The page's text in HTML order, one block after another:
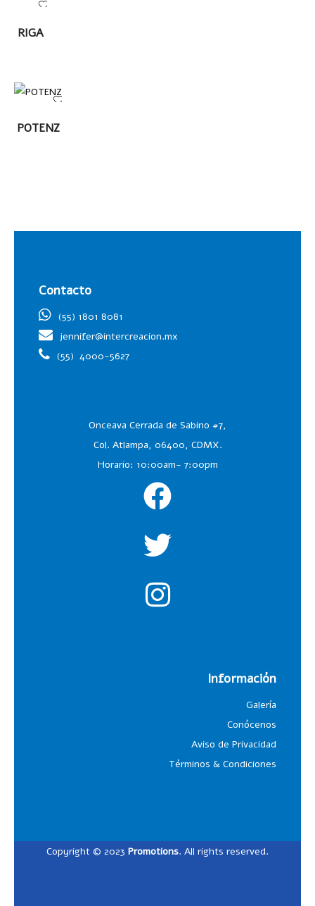
MÁS
RIGA
MÁS
POTENZ
Contacto
(55) 1801 8081
jennifer@intercreacion.mx
(55) 4000-5627
Onceava Cerrada de Sabino #7,
Col. Atlampa, 06400, CDMX.
Horario: 10:00am- 7:00pm
Información
Galería
Conócenos
Aviso de Privacidad
Términos & Condiciones
Copyright © 2023 Promotions. All rights reserved.